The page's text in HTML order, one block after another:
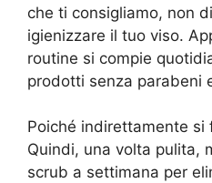
che ti consigliamo, non
igienizzare il tuo viso.
routine si compie
prodotti senza parabeni
Poiché indirettamente si
Quindi, una volta pulita,
scrub a settimana per